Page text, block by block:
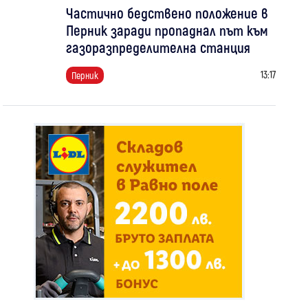
Частично бедствено положение в
Перник заради пропаднал път към
газоразпределителна станция
Перник 13:17